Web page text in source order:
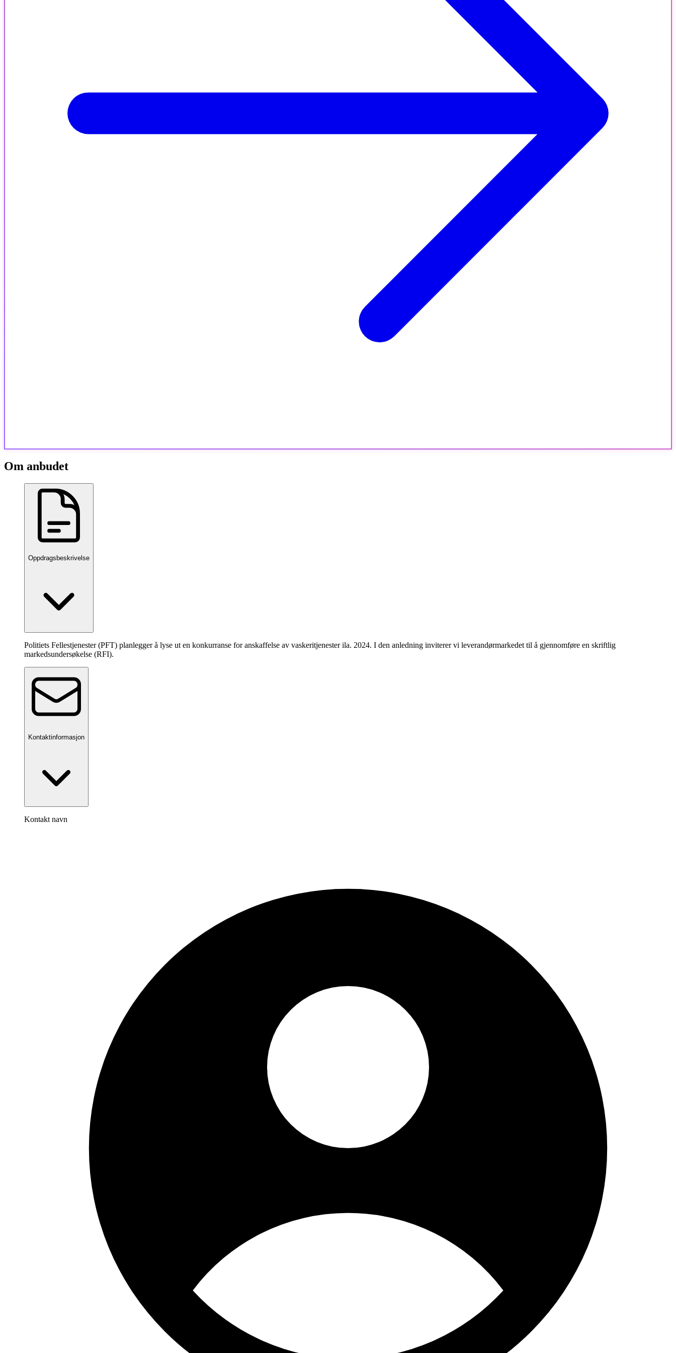
Om anbudet
Oppdragsbeskrivelse
Politiets Fellestjenester (PFT) planlegger å lyse ut en konkurranse for anskaffelse av vaskeritjenester ila. 2024. I den anledning inviterer vi leverandørmarkedet til å gjennomføre en skriftlig
markedsundersøkelse (RFI).
Kontaktinformasjon
Kontakt navn